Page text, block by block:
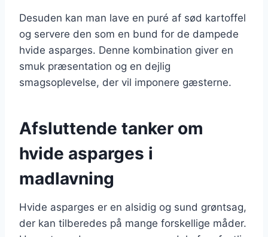
Desuden kan man lave en puré af sød kartoffel
og servere den som en bund for de dampede
hvide asparges. Denne kombination giver en
smuk præsentation og en dejlig
smagsoplevelse, der vil imponere gæsterne.
Afsluttende tanker om
hvide asparges i
madlavning
Hvide asparges er en alsidig og sund grøntsag,
der kan tilberedes på mange forskellige måder.